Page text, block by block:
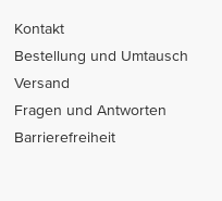
Kontakt
Bestellung und Umtausch
Versand
Fragen und Antworten
Barrierefreiheit